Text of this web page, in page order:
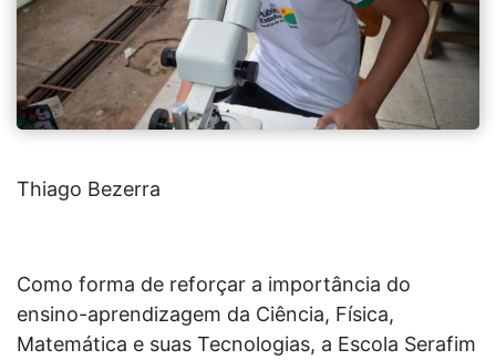
Thiago Bezerra
Como forma de reforçar a importância do
ensino-aprendizagem da Ciência, Física,
Matemática e suas Tecnologias, a Escola Serafim